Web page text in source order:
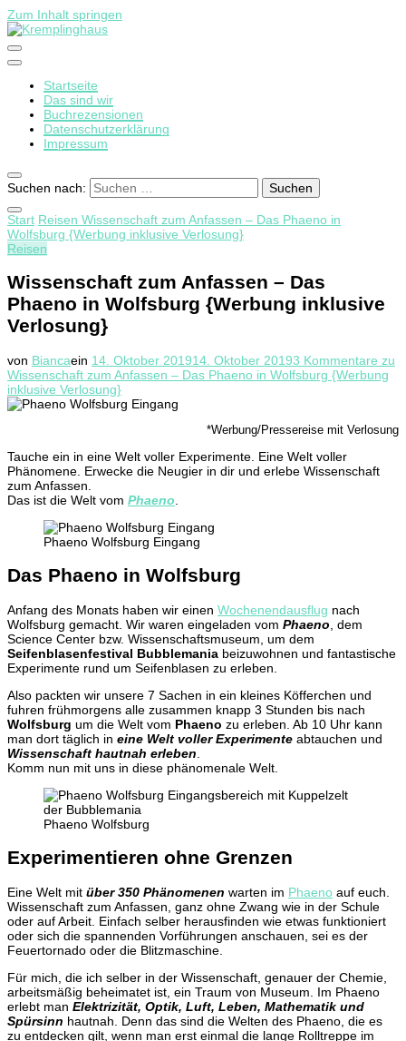
Zum Inhalt springen
Kremplinghaus
Startseite
Das sind wir
Buchrezensionen
Datenschutzerklärung
Impressum
Suchen nach:
Start Reisen Wissenschaft zum Anfassen – Das Phaeno in
Wolfsburg {Werbung inklusive Verlosung}
Reisen
Wissenschaft zum Anfassen – Das
Phaeno in Wolfsburg {Werbung inklusive
Verlosung}
von Biancaein 14. Oktober 201914. Oktober 20193 Kommentare zu
Wissenschaft zum Anfassen – Das Phaeno in Wolfsburg {Werbung
inklusive Verlosung}
*Werbung/Pressereise mit Verlosung
Tauche ein in eine Welt voller Experimente. Eine Welt voller
Phänomene. Erwecke die Neugier in dir und erlebe Wissenschaft
zum Anfassen.
Das ist die Welt vom Phaeno
Phaeno Wolfsburg Eingang
Das Phaeno in Wolfsburg
Anfang des Monats haben wir einen Wochenendausflug nach
Wolfsburg gemacht. Wir waren eingeladen vom Phaeno , dem
Science Center bzw. Wissenschaftsmuseum, um dem
Seifenblasenfestival Bubblemania beizuwohnen und fantastische
Experimente rund um Seifenblasen zu erleben.
Also packten wir unsere 7 Sachen in ein kleines Köfferchen und
fuhren frühmorgens alle zusammen knapp 3 Stunden bis nach
Wolfsburg um die Welt vom Phaeno zu erleben. Ab 10 Uhr kann
man dort täglich in eine Welt voller Experimente abtauchen und
Wissenschaft hautnah erleben
Komm nun mit uns in diese phänomenale Welt.
Phaeno Wolfsburg
Experimentieren ohne Grenzen
Eine Welt mit über 350 Phänomenen warten im Phaeno auf euch.
Wissenschaft zum Anfassen, ganz ohne Zwang wie in der Schule
oder auf Arbeit. Einfach selber herausfinden wie etwas funktioniert
oder sich die spannenden Vorführungen anschauen, sei es der
Feuertornado oder die Blitzmaschine.
Für mich, die ich selber in der Wissenschaft, genauer der Chemie,
arbeitsmäßig beheimatet ist, ein Traum von Museum. Im Phaeno
erlebt man Elektrizität, Optik, Luft, Leben, Mathematik und
Spürsinn hautnah. Denn das sind die Welten des Phaeno, die es
zu entdecken gilt, wenn man erst einmal die lange Rolltreppe im